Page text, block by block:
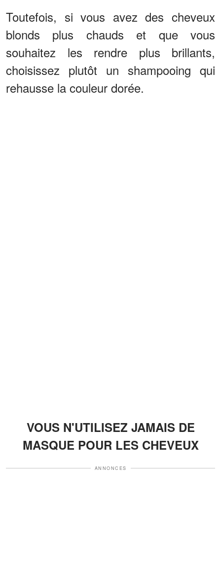
Toutefois, si vous avez des cheveux
blonds plus chauds et que vous
souhaitez les rendre plus brillants,
choisissez plutôt un shampooing qui
rehausse la couleur dorée.
VOUS N'UTILISEZ JAMAIS DE
MASQUE POUR LES CHEVEUX
ANNONCES